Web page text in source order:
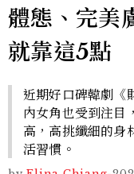
體態、完美
就靠這5點
近期好口碑韓劇《
內女角也受到注目
高，高挑纖細的身
活習慣。